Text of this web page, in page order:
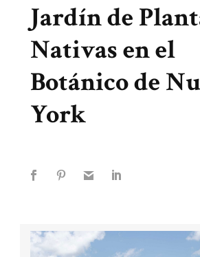
Jardín de
Nativas en el
Botánico de
York